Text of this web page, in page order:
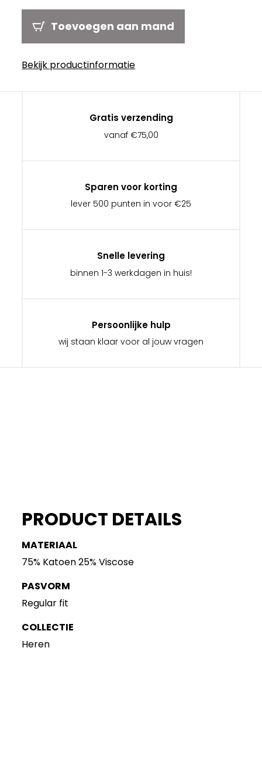
Toevoegen aan mand
Bekijk productinformatie
Gratis verzending
vanaf €75,00
Sparen voor korting
lever 500 punten in voor €25
Snelle levering
binnen 1-3 werkdagen in huis!
Persoonlijke hulp
wij staan klaar voor al jouw vragen
PRODUCT DETAILS
MATERIAAL
75% Katoen 25% Viscose
PASVORM
Regular fit
COLLECTIE
Heren